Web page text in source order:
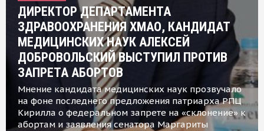
ДИРЕКТОР ДЕПАРТАМЕНТА
ЗДРАВООХРАНЕНИЯ ХМАО, КАНДИДАТ
МЕДИЦИНСКИХ НАУК АЛЕКСЕЙ
ДОБРОВОЛЬСКИЙ ВЫСТУПИЛ ПРОТИВ
ЗАПРЕТА АБОРТОВ
Мнение кандидата медицинских наук прозвучало
на фоне последнего предложения патриарха РПЦ
Кирилла о федеральном запрете на «склонение» к
абортам и заявления сенатора Маргариты